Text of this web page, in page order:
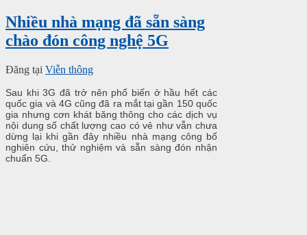
Nhiều nhà mạng đã sẵn sàng
chào đón công nghệ 5G
Đăng tại Viễn thông
Sau khi 3G đã trở nên phổ biến ở hầu hết các
quốc gia và 4G cũng đã ra mắt tại gần 150 quốc
gia nhưng cơn khát băng thông cho các dịch vụ
nội dung số chất lượng cao có vẻ như vẫn chưa
dừng lại khi gần đây nhiều nhà mạng công bố
nghiên cứu, thử nghiệm và sẵn sàng đón nhận
chuẩn 5G.